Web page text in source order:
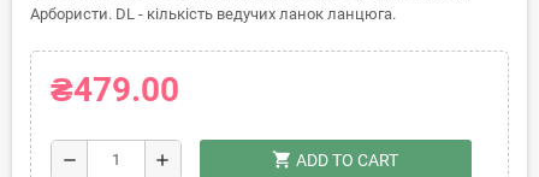
Арбористи. DL - кількість ведучих ланок ланцюга.
₴479.00
remove add shopping_cart ADD TO CART